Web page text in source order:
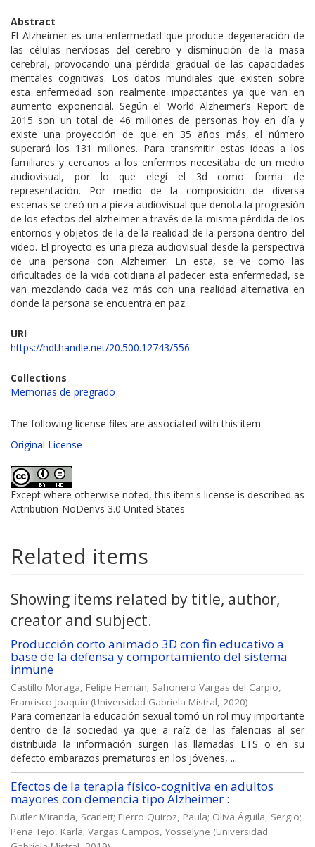
Abstract
El Alzheimer es una enfermedad que produce degeneración de
las células nerviosas del cerebro y disminución de la masa
cerebral, provocando una pérdida gradual de las capacidades
mentales cognitivas. Los datos mundiales que existen sobre
esta enfermedad son realmente impactantes ya que van en
aumento exponencial. Según el World Alzheimer’s Report de
2015 son un total de 46 millones de personas hoy en día y
existe una proyección de que en 35 años más, el número
superará los 131 millones. Para transmitir estas ideas a los
familiares y cercanos a los enfermos necesitaba de un medio
audiovisual, por lo que elegí el 3d como forma de
representación. Por medio de la composición de diversa
escenas se creó un a pieza audiovisual que denota la progresión
de los efectos del alzheimer a través de la misma pérdida de los
entornos y objetos de la de la realidad de la persona dentro del
video. El proyecto es una pieza audiovisual desde la perspectiva
de una persona con Alzheimer. En esta, se ve como las
dificultades de la vida cotidiana al padecer esta enfermedad, se
van mezclando cada vez más con una realidad alternativa en
donde la persona se encuentra en paz.
URI
https://hdl.handle.net/20.500.12743/556
Collections
Memorias de pregrado
The following license files are associated with this item:
Original License
Except where otherwise noted, this item's license is described as
Attribution-NoDerivs 3.0 United States
Related items
Showing items related by title, author,
creator and subject.
Producción corto animado 3D con fin educativo a
base de la defensa y comportamiento del sistema
inmune
Castillo Moraga, Felipe Hernán; Sahonero Vargas del Carpio,
Francisco Joaquín (Universidad Gabriela Mistral, 2020)
Para comenzar la educación sexual tomó un rol muy importante
dentro de la sociedad ya que a raíz de las falencias al ser
distribuida la información surgen las llamadas ETS o en su
defecto embarazos prematuros en los jóvenes, ...
Efectos de la terapia físico-cognitiva en adultos
mayores con demencia tipo Alzheimer :
Butler Miranda, Scarlett; Fierro Quiroz, Paula; Oliva Águila, Sergio;
Peña Tejo, Karla; Vargas Campos, Yosselyne (Universidad